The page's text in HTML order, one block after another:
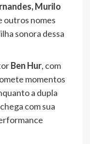
Murilo
outros nomes
sonora dessa
Ben Hur, com
momentos
a dupla
chega com sua